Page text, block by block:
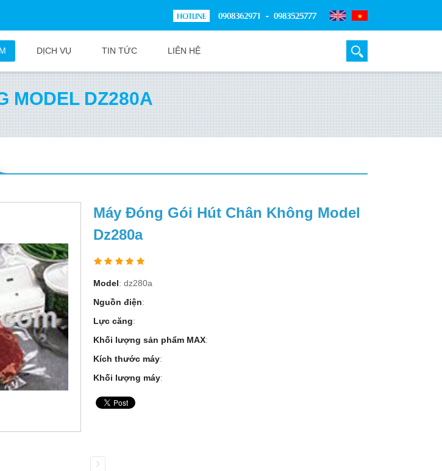
0908362971 - 0983525777
DỊCH VỤ TIN TỨC LIÊN HỆ
MODEL DZ280A
Máy Đóng Gói Hút Chân Không Model
Dz280a
Model: dz280a
Nguồn điện:
Lực căng:
Khối lượng sản phẩm MAX:
Kích thước máy:
Khối lượng máy: